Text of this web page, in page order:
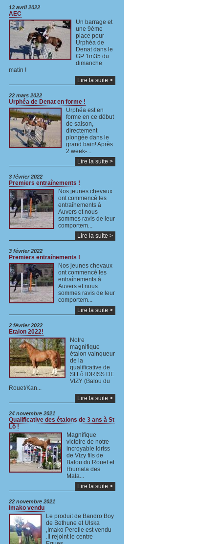
13 avril 2022
AEC
Un barrage et
une 9ème
place pour
Urphéa de
Denat dans le
GP 1m35 du
dimanche
matin !
Lire la suite >
22 mars 2022
Urphéa de Denat en forme !
Urphéa est en
forme en ce début
de saison,
directement
plongée dans le
grand bain! Après
2 week-...
Lire la suite >
3 février 2022
Premiers entraînements !
Nos jeunes chevaux
ont commencé les
entraînements à
Auvers et nous
sommes ravis de leur
comportem...
Lire la suite >
3 février 2022
Premiers entraînements !
Nos jeunes chevaux
ont commencé les
entraînements à
Auvers et nous
sommes ravis de leur
comportem...
Lire la suite >
2 février 2022
Etalon 2022!
Notre
magnifique
étalon vainqueur
de la
qualificative de
St Lô IDRISS DE
VIZY (Balou du
Rouet/Kan...
Lire la suite >
24 novembre 2021
Qualificative des étalons de 3 ans à St
Lô !
Magnifique
victoire de notre
incroyable Idriss
de Vizy fils de
Balou du Rouet et
Riumata des
Mala...
Lire la suite >
22 novembre 2021
Imako vendu
Le produit de Bandro Boy
de Bethune et Ulska
,Imako Perelle est vendu
.Il rejoint le centre